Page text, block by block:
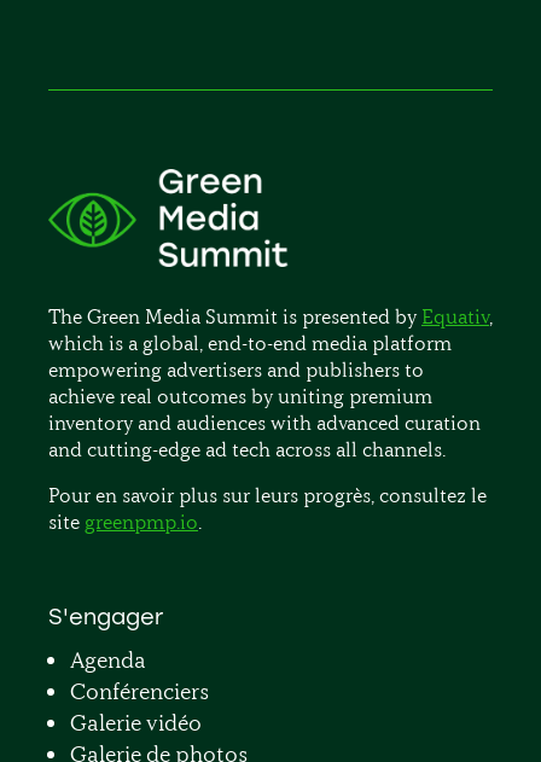
The Green Media Summit is presented by Equativ,
which is a global, end-to-end media platform
empowering advertisers and publishers to
achieve real outcomes by uniting premium
inventory and audiences with advanced curation
and cutting-edge ad tech across all channels.
Pour en savoir plus sur leurs progrès, consultez le
site greenpmp.io.
S'engager
Agenda
Conférenciers
Galerie vidéo
Galerie de photos